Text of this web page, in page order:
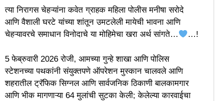
त्या निरागस चेहऱ्यांना कवेत ग्राहक महिला पोलीस मनीषा सरोदे
आणि वैशाली घरटे यांच्या शांतून उमटलेली मायेची भावना आणि
चेहऱ्यावरचे समाधान विनोदाचे या मोहिमेचा खरा अर्थ सांगते…
…!
5 फेब्रुवारी 2026 रोजी, आमच्या गुन्हे शाखा आणि पोलिस
स्टेशनच्या पथकांनी संयुक्तपणे ऑपरेशन मुस्कान चालवले आणि
शहरातील ट्रॅफिक सिग्नल आणि सार्वजनिक ठिकाणी बालकामगार
आणि भीक मागणाऱ्या 64 मुलांची सुटका केली; केलेल्या कारवाईचा